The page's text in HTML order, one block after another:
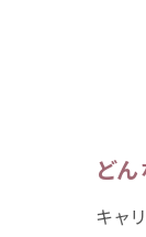
どん
キャ